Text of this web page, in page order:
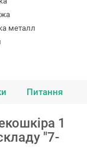
металл
Питання
1
"7-